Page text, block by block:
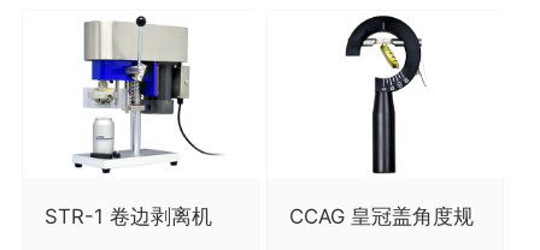
STR-1 卷边剥离机 CCAG 皇冠盖角度规